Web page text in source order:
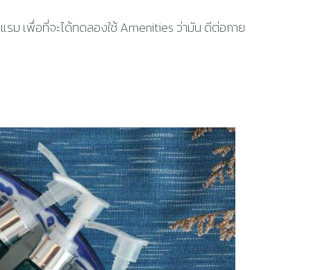
รม เพื่อที่จะได้ทดลองใช้ Amenities ว่ามัน ดีต่อกาย